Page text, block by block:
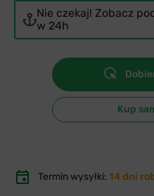
Nie czekaj! Zobacz
w 24h
Kup
Termin wysyłki: 14 dni